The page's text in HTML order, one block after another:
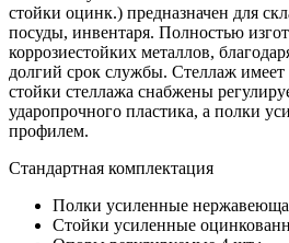
стойки оцинк.) предназначен для
посуды, инвентаря. Полностью
коррозиестойких металлов,
долгий срок службы. Стеллаж
стойки стеллажа снабжены
ударопрочного пластика, а полки
профилем.
Стандартная комплектация
Полки усиленные
Стойки усиленные